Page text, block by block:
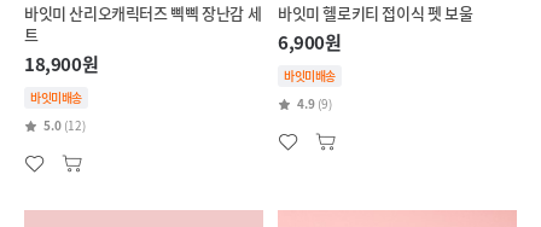
바잇미 산리오캐릭터즈 삑삑 장난감 세
트
18,900원
바잇미배송
5.0 (12)
바잇미 헬로키티 접이식 펫 보울
6,900원
바잇미배송
4.9 (9)